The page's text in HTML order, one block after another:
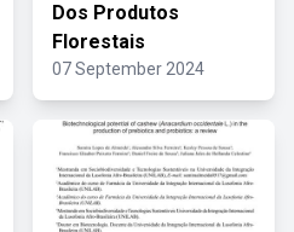
Dos Produtos
Florestais
07 September 2024